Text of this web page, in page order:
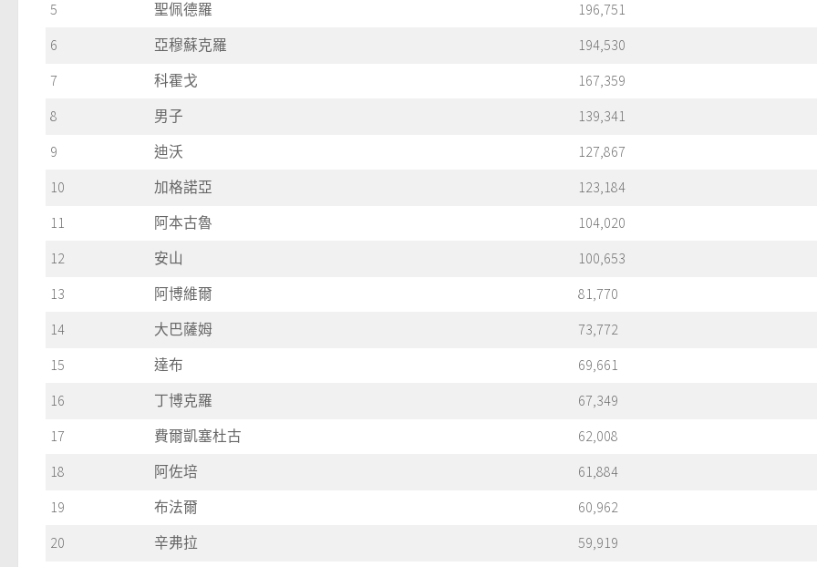
5 聖佩德羅 196,751
6 亞穆蘇克羅 194,530
7 科霍戈 167,359
8 男子 139,341
9 迪沃 127,867
10 加格諾亞 123,184
11 阿本古魯 104,020
12 安山 100,653
13 阿博維爾 81,770
14 大巴薩姆 73,772
15 達布 69,661
16 丁博克羅 67,349
17 費爾凱塞杜古 62,008
18 阿佐培 61,884
19 布法爾 60,962
20 辛弗拉 59,919